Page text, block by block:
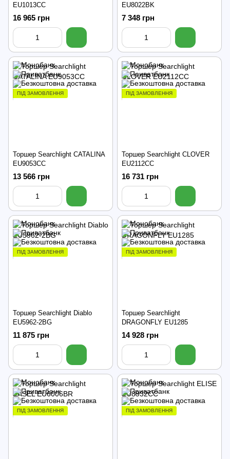
EU1013CC
16 965 грн
EU8022BK
7 348 грн
ПІД ЗАМОВЛЕННЯ
Торшер Searchlight CATALINA
EU9053CC
13 566 грн
ПІД ЗАМОВЛЕННЯ
Торшер Searchlight CLOVER
EU2112CC
16 731 грн
ПІД ЗАМОВЛЕННЯ
Торшер Searchlight Diablo
EU5962-2BG
11 875 грн
ПІД ЗАМОВЛЕННЯ
Торшер Searchlight
DRAGONFLY EU1285
14 928 грн
ПІД ЗАМОВЛЕННЯ ПІД ЗАМОВЛЕННЯ